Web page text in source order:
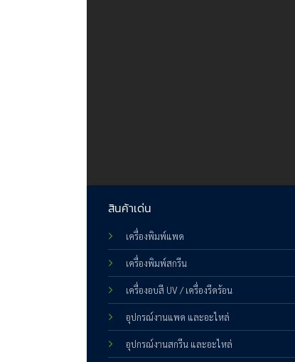
สินค้าเด่น
เครื่องพิมพ์แพด
เครื่องพิมพ์สกรีน
เครื่องอบสี UV / เครื่องรีดร้อน
อุปกรณ์งานแพด และอะไหล่
อุปกรณ์งานสกรีน และอะไหล่